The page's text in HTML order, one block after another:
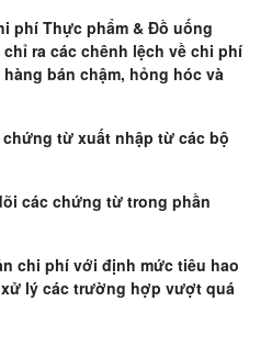
phí Thực phẩm & Đồ uống
ra các chênh lệch về chi phí
bán chậm, hỏng hóc và
từ xuất nhập từ các bộ
các chứng từ trong phần
chi phí với định mức tiêu hao
lý các trường hợp vượt quá